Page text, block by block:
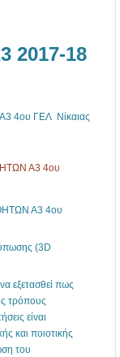
18
ΓΕΛ Νίκαιας
Α3 4ου
Α3 4ου
(3D
εξετασθεί πως
τρόπους
είναι
και ποιοτικής
του